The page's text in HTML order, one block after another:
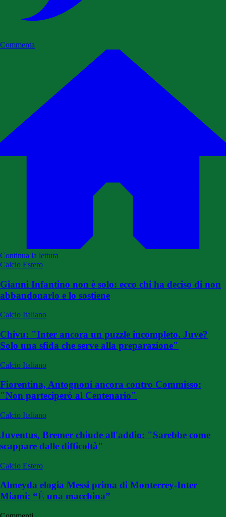
Commenta
Continua la lettura
Calcio Estero
Gianni Infantino non è solo: ecco chi ha deciso di non
abbandonarlo e lo sostiene
Calcio Italiano
Chivu: "Inter ancora un puzzle incompleto. Juve?
Solo una sfida che serve alla preparazione"
Calcio Italiano
Fiorentina, Antognoni ancora contro Commisso:
"Non parteciperò al Centenario"
Calcio Italiano
Juventus, Bremer chiude all'addio: "Sarebbe come
scappare dalle difficoltà"
Calcio Estero
Almeyda elogia Messi prima di Monterrey-Inter
Miami: “È una macchina”